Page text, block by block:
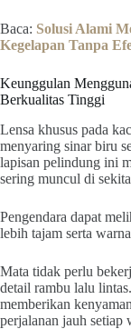
Baca: Solusi Alami
Kegelapan Tanpa
Keunggulan
Berkualitas Tinggi
Lensa khusus pada
menyaring sinar biru
lapisan pelindung ini
sering muncul di
Pengendara dapat
lebih tajam serta
Mata tidak perlu
detail rambu lalu
memberikan
perjalanan jauh setiap